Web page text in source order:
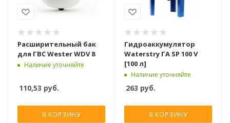
Расширительный бак
для ГВС Wester WDV 8
Наличие уточняйте
110,53 руб.
В КОРЗИНУ
Гидроаккумулятор
Waterstry ГA SP 100 V
[100 л]
Наличие уточняйте
263 руб.
В КОРЗИНУ